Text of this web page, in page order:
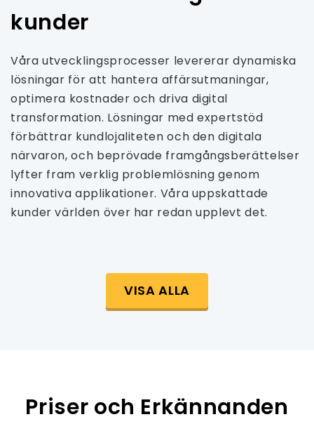
kunder
Våra utvecklingsprocesser levererar dynamiska
lösningar för att hantera affärsutmaningar,
optimera kostnader och driva digital
transformation. Lösningar med expertstöd
förbättrar kundlojaliteten och den digitala
närvaron, och beprövade framgångsberättelser
lyfter fram verklig problemlösning genom
innovativa applikationer. Våra uppskattade
kunder världen över har redan upplevt det.
VISA ALLA
Priser och Erkännanden